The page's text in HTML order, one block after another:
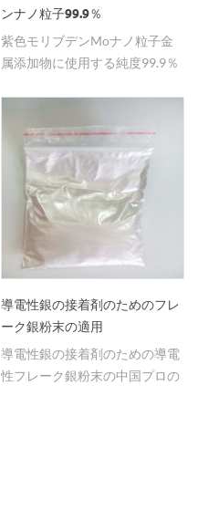
ンナノ粒子99.9％
紫色モリブデンMoナノ粒子金
属添加物に使用する純度99.9％
導電性銀の接着剤のためのフレ
ーク銀粉末の適用
導電性銀の接着剤のための導電
性フレーク銀粉末の中国プロの